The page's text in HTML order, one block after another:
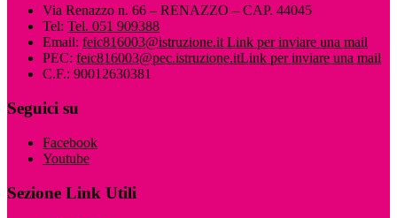
Via Renazzo n. 66 – RENAZZO – CAP. 44045
Tel: Tel. 051 909388
Email: feic816003@istruzione.it Link per inviare una mail
PEC: feic816003@pec.istruzione.itLink per inviare una mail
C.F.: 90012630381
Seguici su
Facebook
Youtube
Sezione Link Utili